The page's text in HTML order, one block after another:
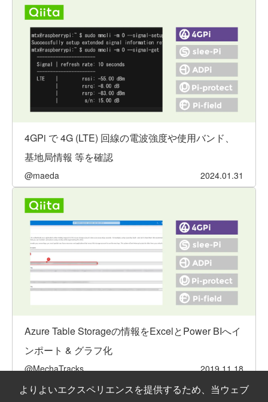
4GPi で 4G (LTE) 回線の電波強度や使用バンド、
基地局情報 等を確認
@maeda 2024.01.31
Azure Table Storageの情報をExcelとPower BIへイ
ンポート & グラフ化
@MechaTracks 2019.11.18
よりよいエクスペリエンスを提供するため、当ウェブ